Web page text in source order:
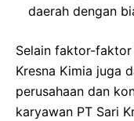
daerah dengan
Selain faktor-
Kresna Kimia juga
perusahaan dan
karyawan PT Sari